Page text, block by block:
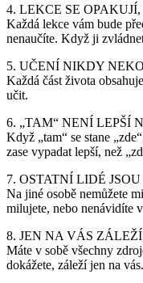
4. LEKCE SE
Každá lekce vám bude
nenaučíte. Když ji
5. UČENÍ NIKDY
Každá část života
učit.
6. „TAM“ NENÍ LEPŠÍ
Když „tam“ se stane
zase vypadat lepší, než
7. OSTATNÍ LIDÉ
Na jiné osobě nemůžete
milujete, nebo nenávidíte
8. JEN NA VÁS
Máte v sobě všechny
dokážete, záleží jen na vás.